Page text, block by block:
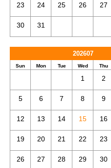
23 24 25 26 27
30 31
202607
Sun Mon Tue Wed Thu
1 2
5 6 7 8 9
12 13 14 15 16
19 20 21 22 23
26 27 28 29 30